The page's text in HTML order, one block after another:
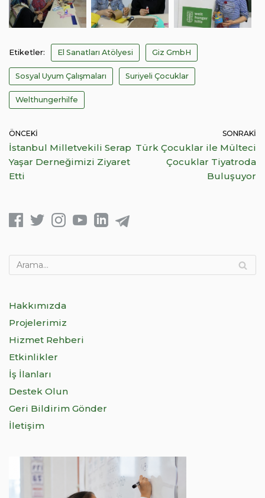
Etiketler: El Sanatları Atölyesi Giz GmbH
Sosyal Uyum Çalışmaları Suriyeli Çocuklar
Welthungerhilfe
ÖNCEKI
İstanbul Milletvekili Serap
Yaşar Derneğimizi Ziyaret
Etti
SONRAKI
Türk Çocuklar ile Mülteci
Çocuklar Tiyatroda
Buluşuyor
Hakkımızda
Projelerimiz
Hizmet Rehberi
Etkinlikler
İş İlanları
Destek Olun
Geri Bildirim Gönder
İletişim